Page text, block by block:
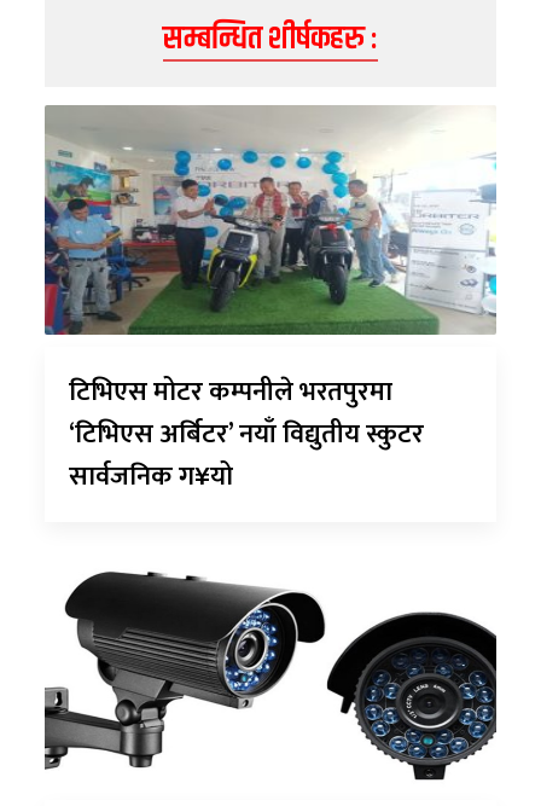
सम्बन्धित शीर्षकहरु :
टिभिएस मोटर कम्पनीले भरतपुरमा
‘टिभिएस अर्बिटर’ नयाँ विद्युतीय स्कुटर
सार्वजनिक ग¥यो